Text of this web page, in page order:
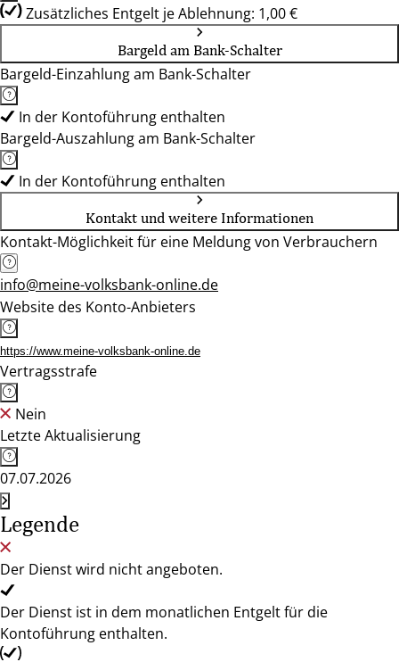
Zusätzliches Entgelt je Ablehnung: 1,00 €
Bargeld am Bank-Schalter
Bargeld-Einzahlung am Bank-Schalter
In der Kontoführung enthalten
Bargeld-Auszahlung am Bank-Schalter
In der Kontoführung enthalten
Kontakt und weitere Informationen
Kontakt-Möglichkeit für eine Meldung von Verbrauchern
info@meine-volksbank-online.de
Website des Konto-Anbieters
https://www.meine-volksbank-online.de
Vertragsstrafe
Nein
Letzte Aktualisierung
07.07.2026
Legende
Der Dienst wird nicht angeboten.
Der Dienst ist in dem monatlichen Entgelt für die
Kontoführung enthalten.